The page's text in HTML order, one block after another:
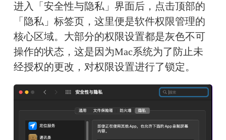
进入「安全性与隐私」界面后，点击顶部的
「隐私」标签页，这里便是软件权限管理的
核心区域。大部分的权限设置都是灰色不可
操作的状态，这是因为Mac系统为了防止未
经授权的更改，对权限设置进行了锁定。